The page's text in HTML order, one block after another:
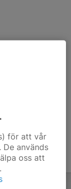
för att vår
används
oss att